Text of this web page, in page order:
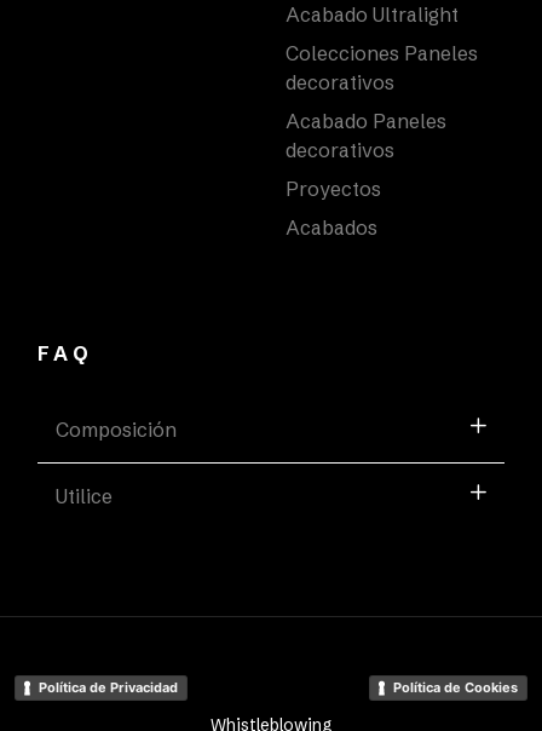
Acabado Ultralight
Colecciones Paneles
decorativos
Acabado Paneles
decorativos
Proyectos
Acabados
FAQ
Composición
Utilice
Política de Privacidad Política de Cookies
Whistleblowing